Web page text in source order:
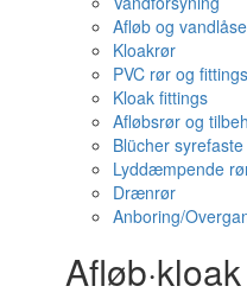
Afløb og vandlåse
Kloakrør
PVC rør og fittings
Kloak fittings
Afløbsrør og
Blücher
Lyddæmpende
Drænrør
Anboring/